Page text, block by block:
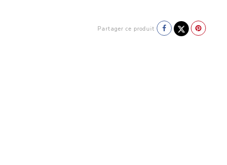
Partager ce produit